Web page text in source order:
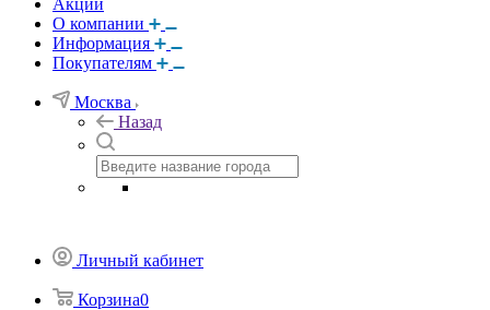
Акции
О компании
Информация
Покупателям
Москва
Назад
Личный кабинет
Корзина0